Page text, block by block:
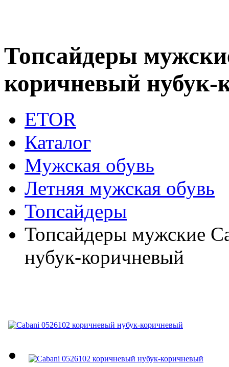
Топсайдеры
коричневый нубук-
ETOR
Каталог
Мужская обувь
Летняя мужская обувь
Топсайдеры
Топсайдеры мужские
нубук-коричневый